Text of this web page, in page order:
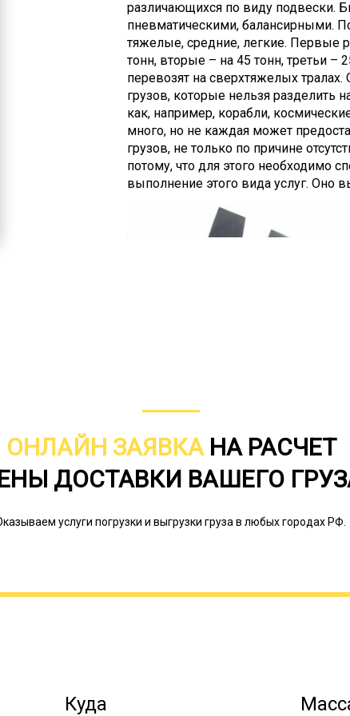
различающихся по виду подвески.
пневматическими, балансирными.
тяжелые, средние, легкие. Первые
тонн, вторые – на 45 тонн, третьи
перевозят на сверхтяжелых
грузов, которые нельзя разделить
как, например, корабли,
много, но не каждая может
грузов, не только по причине
потому, что для этого необходимо
выполнение этого вида услуг. Оно
не так часто, потому что некоторые
плане логистики, поэтому
ОНЛАЙН ЗАЯВКАНА РАСЧЕТ
ДОСТАВКИ ВАШЕГО
услуги погрузки и выгрузки груза в любых городах РФ.
Куда